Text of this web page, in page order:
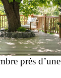
près d’une